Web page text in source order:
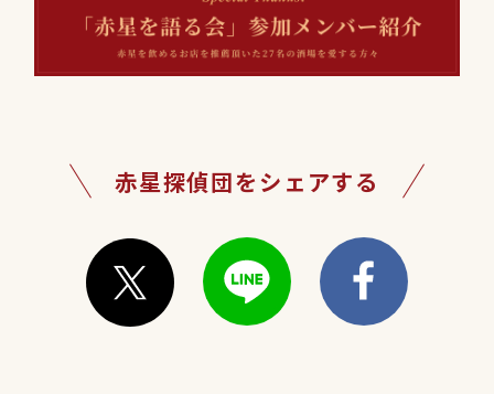
赤星探偵団をシェアする